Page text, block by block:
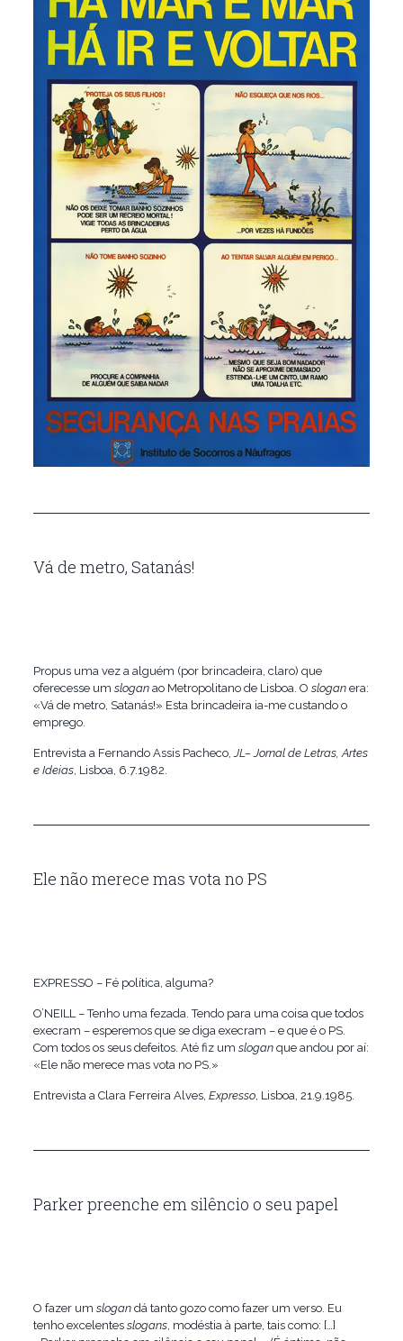
Vá de metro, Satanás!
Propus uma vez a alguém (por brincadeira, claro) que
oferecesse um sloganao Metropolitano de Lisboa. O sloganera:
«Vá de metro, Satanás!» Esta brincadeira ia-me custando o
emprego.
Entrevista a Fernando Assis Pacheco, JL– Jornal de Letras, Artes
e Ideias, Lisboa, 6.7.1982.
Ele não merece mas vota no PS
EXPRESSO – Fé política, alguma?
O’NEILL – Tenho uma fezada. Tendo para uma coisa que todos
execram – esperemos que se diga execram – e que é o PS.
Com todos os seus defeitos. Até fiz um sloganque andou por aí:
«Ele não merece mas vota no PS.»
Entrevista a Clara Ferreira Alves, Expresso, Lisboa, 21.9.1985.
Parker preenche em silêncio o seu papel
O fazer um slogandá tanto gozo como fazer um verso. Eu
tenho excelentes slogans, modéstia à parte, tais como: […]